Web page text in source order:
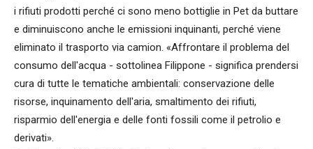
i rifiuti prodotti perché ci sono meno bottiglie in Pet da buttare
e diminuiscono anche le emissioni inquinanti, perché viene
eliminato il trasporto via camion. «Affrontare il problema del
consumo dell'acqua - sottolinea Filippone - significa prendersi
cura di tutte le tematiche ambientali: conservazione delle
risorse, inquinamento dell'aria, smaltimento dei rifiuti,
risparmio dell'energia e delle fonti fossili come il petrolio e
derivati».